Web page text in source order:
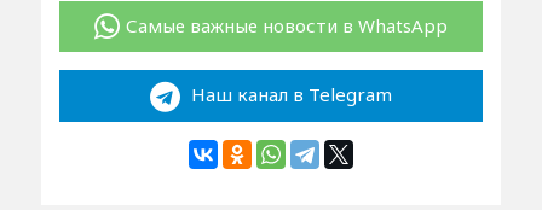
Самые важные новости в WhatsApp
Наш канал в Telegram